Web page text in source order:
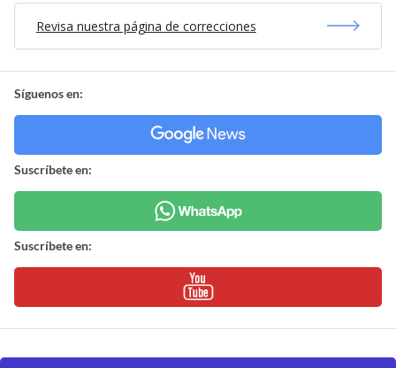
Revisa nuestra página de correcciones
Síguenos en:
Suscríbete en:
Suscríbete en: